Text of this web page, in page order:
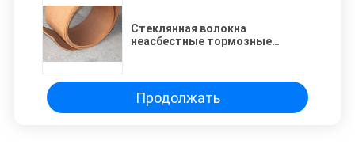
Стеклянная волокна
неасбестные тормозные
тормозные подкладки
Продолжать